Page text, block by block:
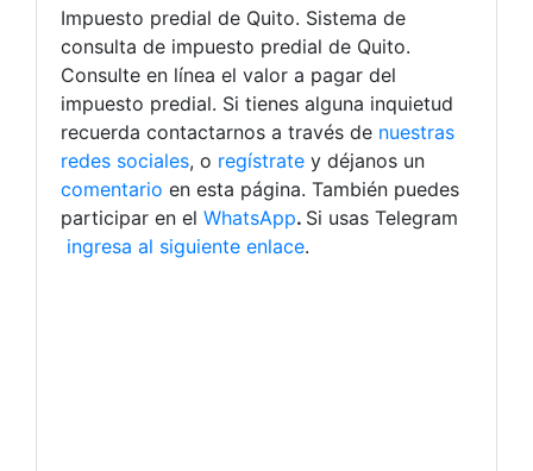
Impuesto predial de Quito. Sistema de
consulta de impuesto predial de Quito.
Consulte en línea el valor a pagar del
impuesto predial. Si tienes alguna inquietud
recuerda contactarnos a través de nuestras
redes sociales, o regístrate y déjanos un
comentario en esta página. También puedes
participar en el WhatsApp. Si usas Telegram
ingresa al siguiente enlace.